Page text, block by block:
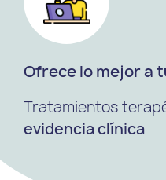
Ofrece lo mejor a
Tratamientos
evidencia clínica